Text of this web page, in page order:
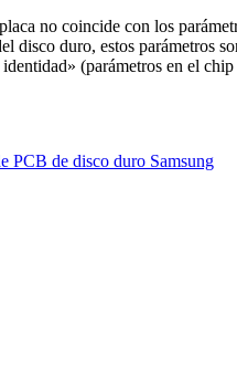
no coincide con los
duro, estos parámetros
(parámetros en el